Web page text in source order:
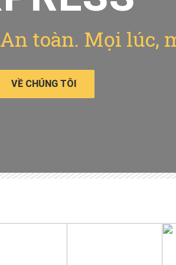
toàn. Mọi lúc,
VỀ CHÚNG TÔI